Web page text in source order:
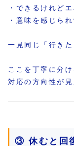
・できるけれど
・意味を感じら
一見同じ「行き
ここを丁寧に分け
対応の方向性が見
③ 休むと回